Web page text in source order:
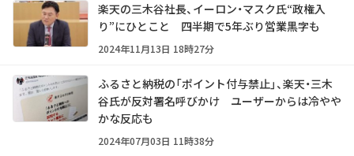
楽天の三木谷社長、イーロン・マスク氏“政権入
り”にひとこと 四半期で5年ぶり営業黒字も
2024年11月13日 18時27分
ふるさと納税の「ポイント付与禁止」、楽天・三木
谷氏が反対署名呼びかけ ユーザーからは冷やや
かな反応も
2024年07月03日 11時38分